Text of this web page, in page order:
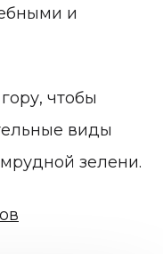
и
чтобы
виды
зелени.